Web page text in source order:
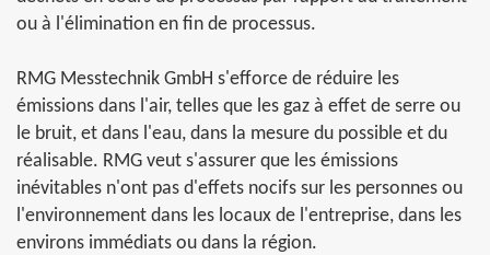
ou à l'élimination en fin de processus.
RMG Messtechnik GmbH s'efforce de réduire les
émissions dans l'air, telles que les gaz à effet de serre ou
le bruit, et dans l'eau, dans la mesure du possible et du
réalisable. RMG veut s'assurer que les émissions
inévitables n'ont pas d'effets nocifs sur les personnes ou
l'environnement dans les locaux de l'entreprise, dans les
environs immédiats ou dans la région.